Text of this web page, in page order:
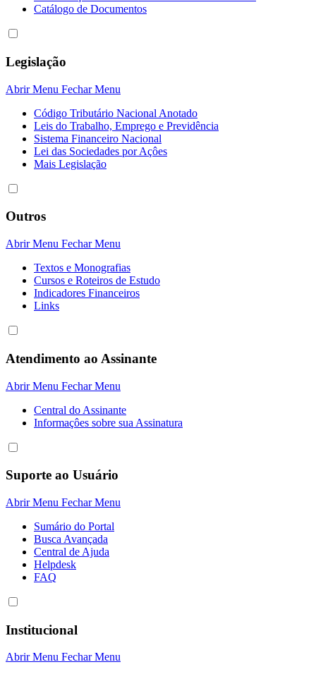
Catálogo de Documentos
Legislação
Abrir Menu Fechar Menu
Código Tributário Nacional Anotado
Leis do Trabalho, Emprego e Previdência
Sistema Financeiro Nacional
Lei das Sociedades por Açôes
Mais Legislação
Outros
Abrir Menu Fechar Menu
Textos e Monografias
Cursos e Roteiros de Estudo
Indicadores Financeiros
Links
Atendimento ao Assinante
Abrir Menu Fechar Menu
Central do Assinante
Informaçôes sobre sua Assinatura
Suporte ao Usuário
Abrir Menu Fechar Menu
Sumário do Portal
Busca Avançada
Central de Ajuda
Helpdesk
FAQ
Institucional
Abrir Menu Fechar Menu